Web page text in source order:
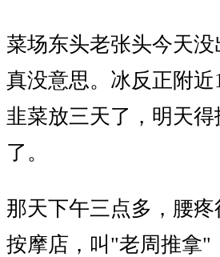
菜场东头老张头今天
真没意思。冰反正附
韭菜放三天了，明天
了。
那天下午三点多，腰
按摩店，叫"老周推拿"